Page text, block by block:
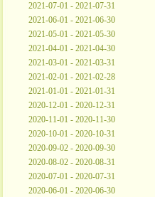
2021-07-01 - 2021-07-31
2021-06-01 - 2021-06-30
2021-05-01 - 2021-05-30
2021-04-01 - 2021-04-30
2021-03-01 - 2021-03-31
2021-02-01 - 2021-02-28
2021-01-01 - 2021-01-31
2020-12-01 - 2020-12-31
2020-11-01 - 2020-11-30
2020-10-01 - 2020-10-31
2020-09-02 - 2020-09-30
2020-08-02 - 2020-08-31
2020-07-01 - 2020-07-31
2020-06-01 - 2020-06-30